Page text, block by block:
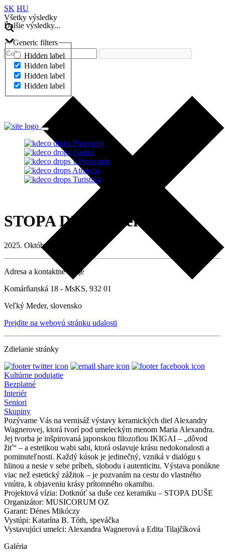
SK HU
Všetky výsledky
Ďalšie výsledky...
Generic filters
Hidden label
Hidden label
Hidden label
Hidden label
Ďalšie výsledky...
Programy
Gastro
Ubytovanie
Atrakcia
Turistika
STOPA DUŠE – vernisáž
2025. Október 10. 17:00
Adresa a kontaktné údaje
Komárňanská 18 - MsKS, 932 01
Veľký Meder, slovensko
Prejdite na webovú stránku udalosti
Zdielanie stránky
Kultúrne podujatie
Bezplatné
Interiér
Seniori
Skupiny
Pozývame Vás na vernisáž výstavy keramických diel Alexandry
Wagnerovej, ktorá tvorí pod umeleckým menom Maria Alexandra.
Jej tvorba je inšpirovaná japonskou filozofiou IKIGAI – „dôvod
žiť“ – a estetikou wabi sabi, ktorá oslavuje krásu nedokonalosti a
pominuteľnosti. Každý kúsok je jedinečný, vzniká v dialógu s
hlinou a nesie v sebe príbeh, slobodu i autenticitu. Výstava ponúkne
viac než estetický zážitok – je pozvaním na cestu do vlastného
vnútra, k objaveniu krásy prítomného okamihu.
Projektová vízia: Dotknúť sa duše cez keramiku – STOPA DUŠE
Organizátor: MUSICORUM OZ
Garant: Dénes Mikóczy
Vystúpi: Katarína B. Tóth, speváčka
Vystavujúci umelci: Alexandra Wagnerová a Edita Tilajčíková
Galéria